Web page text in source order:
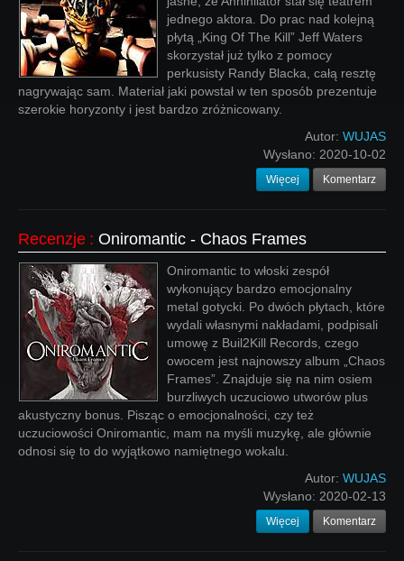
jednego aktora. Do prac nad kolejną
płytą „King Of The Kill” Jeff Waters
skorzystał już tylko z pomocy
perkusisty Randy Blacka, całą resztę
nagrywając sam. Materiał jaki powstał w ten sposób prezentuje
szerokie horyzonty i jest bardzo zróżnicowany.
Autor: WUJAS
Wysłano: 2020-10-02
Więcej Komentarz
Recenzje : Oniromantic - Chaos Frames
Oniromantic to włoski zespół
wykonujący bardzo emocjonalny
metal gotycki. Po dwóch płytach, które
wydali własnymi nakładami, podpisali
umowę z Buil2Kill Records, czego
owocem jest najnowszy album „Chaos
Frames”. Znajduje się na nim osiem
burzliwych uczuciowo utworów plus
akustyczny bonus. Pisząc o emocjonalności, czy też
uczuciowości Oniromantic, mam na myśli muzykę, ale głównie
odnosi się to do wyjątkowo namiętnego wokalu.
Autor: WUJAS
Wysłano: 2020-02-13
Więcej Komentarz